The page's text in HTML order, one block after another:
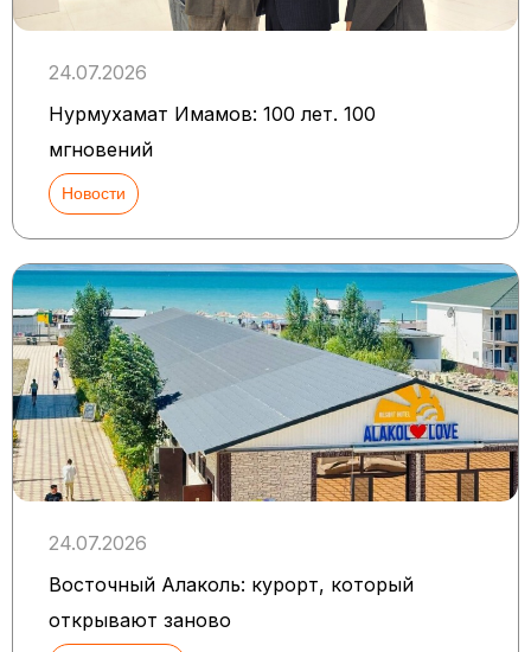
24.07.2026
Нурмухамат Имамов: 100 лет. 100
мгновений
Новости
24.07.2026
Восточный Алаколь: курорт, который
открывают заново